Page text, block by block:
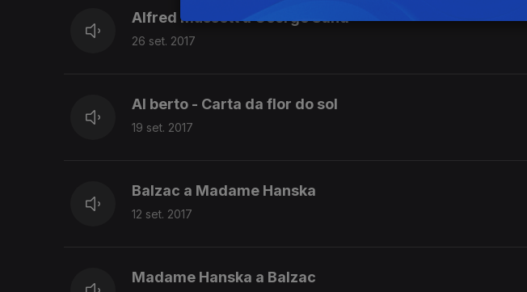
Alfred Mussett a George Sand
26 set. 2017
Al berto - Carta da flor do sol
19 set. 2017
Balzac a Madame Hanska
12 set. 2017
Madame Hanska a Balzac